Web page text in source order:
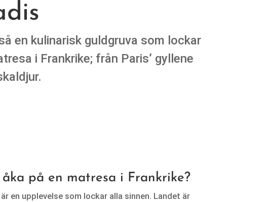
en kulinarisk guldgruva som lockar
i Frankrike; från Paris’ gyllene
på en matresa i Frankrike?
en upplevelse som lockar alla sinnen. Landet är